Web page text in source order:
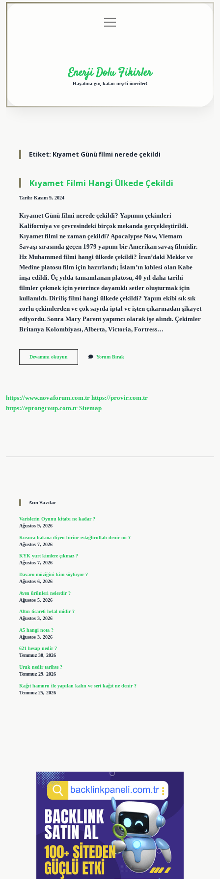
menüyü
aç
Enerji Dolu Fikirler
Hayatına güç katan neşeli öneriler!
Etiket: Kıyamet Günü filmi nerede çekildi
Kıyamet Filmi Hangi Ülkede Çekildi
Tarih: Kasım 9, 2024
Kıyamet Günü filmi nerede çekildi? Yapımın çekimleri
Kaliforniya ve çevresindeki birçok mekanda gerçekleştirildi.
Kıyamet filmi ne zaman çekildi? Apocalypse Now, Vietnam
Savaşı sırasında geçen 1979 yapımı bir Amerikan savaş filmidir.
Hz Muhammed filmi hangi ülkede çekildi? İran’daki Mekke ve
Medine platosu film için hazırlandı; İslam’ın kıblesi olan Kabe
inşa edildi. Üç yılda tamamlanan platosu, 40 yıl daha tarihi
filmler çekmek için yeterince dayanıklı setler oluşturmak için
kullanıldı. Diriliş filmi hangi ülkede çekildi? Yapım ekibi sık sık
zorlu çekimlerden ve çok sayıda iptal ve işten çıkarmadan şikayet
ediyordu. Sonra Mary Parent yapımcı olarak işe alındı. Çekimler
Britanya Kolombiyası, Alberta, Victoria, Fortress…
Devamını okuyunKıyamet
Yorum Bırak
https://www.novaforum.com.tr https://provir.com.tr
https://eprongroup.com.tr Sitemap
Son Yazılar
Varislerin Oyunu kitabı ne kadar ?
Ağustos 9, 2026
Kusura bakma diyen birine estağfirullah denir mi ?
Ağustos 7, 2026
KYK yurt kimlere çıkmaz ?
Ağustos 7, 2026
Davaro müziğini kim söylüyor ?
Ağustos 6, 2026
Aven ürünleri nelerdir ?
Ağustos 5, 2026
Altın ticareti helal midir ?
Ağustos 3, 2026
A5 hangi nota ?
Ağustos 3, 2026
621 hesap nedir ?
Temmuz 30, 2026
Uruk nedir tarihte ?
Temmuz 29, 2026
Kağıt hamuru ile yapılan kalın ve sert kağıt ne denir ?
Temmuz 25, 2026